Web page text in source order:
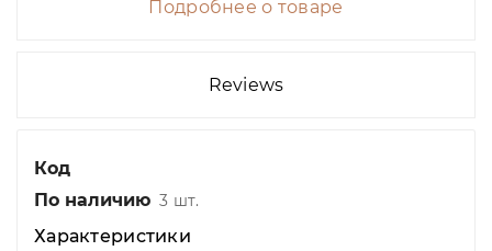
Подробнее о товаре
Reviews
Код
По наличию 3 шт.
Характеристики